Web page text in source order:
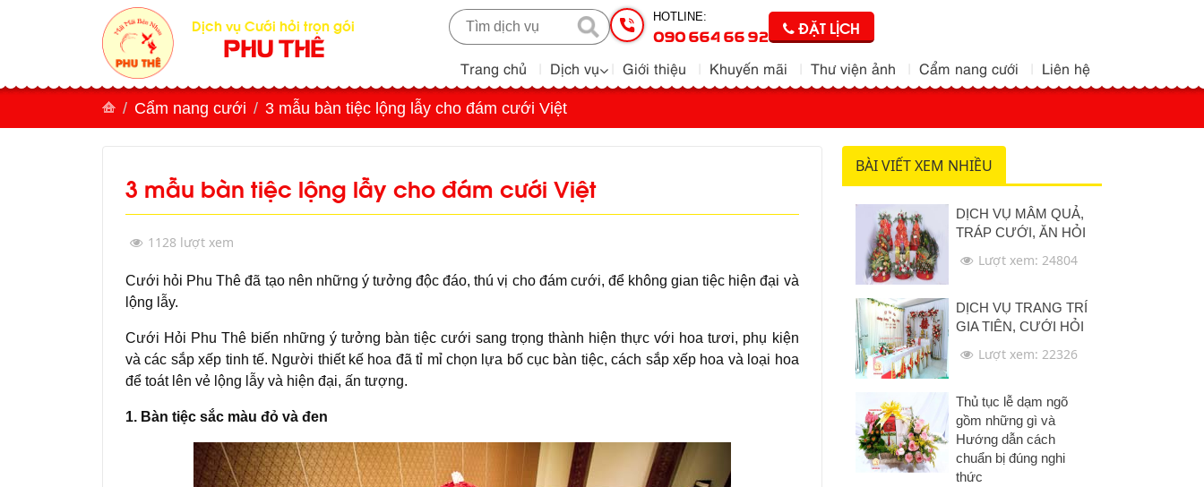
Dịch vụ Cưới hỏi trọn gói
PHU THÊ
HOTLINE:
090 664 66 92 ĐẶT LỊCH
Trang chủ Dịch vụ Giới thiệu Khuyến mãi Thư viện ảnh Cẩm nang cưới Liên hệ
Cẩm nang cưới 3 mẫu bàn tiệc lộng lẫy cho đám cưới Việt
3 mẫu bàn tiệc lộng lẫy cho đám cưới Việt
1128 lượt xem
Cưới hỏi Phu Thê đã tạo nên những ý tưởng độc đáo, thú vị cho đám cưới, để không gian tiệc hiện đại và
lộng lẫy.
Cưới Hỏi Phu Thê biến những ý tưởng bàn tiệc cưới sang trọng thành hiện thực với hoa tươi, phụ kiện
và các sắp xếp tinh tế. Người thiết kế hoa đã tỉ mỉ chọn lựa bố cục bàn tiệc, cách sắp xếp hoa và loại hoa
để toát lên vẻ lộng lẫy và hiện đại, ấn tượng.
1. Bàn tiệc sắc màu đỏ và đen
BÀI VIẾT XEM NHIỀU
DỊCH VỤ MÂM QUẢ,
TRÁP CƯỚI, ĂN HỎI
Lượt xem: 24804
DỊCH VỤ TRANG TRÍ
GIA TIÊN, CƯỚI HỎI
Lượt xem: 22326
Thủ tục lễ dạm ngõ
gồm những gì và
Hướng dẫn cách
chuẩn bị đúng nghi
thức